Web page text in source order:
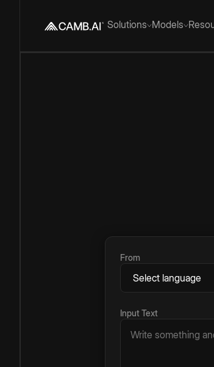
Solutions Models
From
Input Text